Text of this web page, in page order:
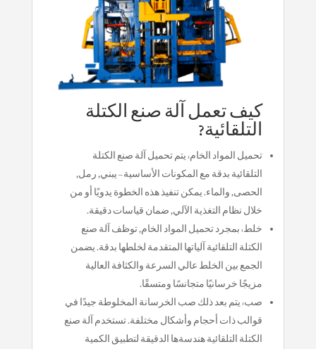
كيف تعمل آلة صنع الكتلة
التلقائية?
تحميل المواد الخام: يتم تحميل آلة صنع الكتلة
التلقائية بدقة مع المكونات الأساسية – يبني, رمل,
الحصى, والماء. يمكن تنفيذ هذه الخطوة يدويًا أو من
خلال نظام التغذية الآلي, ضمان قياسات دقيقة.
خلط: بمجرد تحميل المواد الخام, توظف آلة صنع
الكتلة التلقائية آلياتها المتقدمة لخلطها بدقة. يضمن
الجمع بين الخلط عالي السرعة والكثافة العالية
مزيجًا خرسانيًا متجانسًا ومتسقًا.
صب: يتم بعد ذلك صب الخرسانة المخلوطة جيدًا في
قوالب ذات أحجام وأشكال مختلفة. تستخدم آلة صنع
الكتلة التلقائية هندسةها الدقيقة لتطبيق الكمية